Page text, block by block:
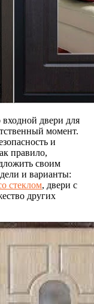
двери для
момент.
и
правило,
своим
и варианты:
стеклом, двери с
других